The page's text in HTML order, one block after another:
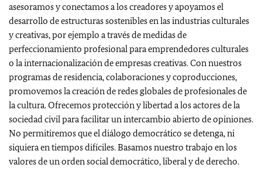
asesoramos y conectamos a los creadores y apoyamos el
desarrollo de estructuras sostenibles en las industrias culturales
y creativas, por ejemplo a través de medidas de
perfeccionamiento profesional para emprendedores culturales
o la internacionalización de empresas creativas. Con nuestros
programas de residencia, colaboraciones y coproducciones,
promovemos la creación de redes globales de profesionales de
la cultura. Ofrecemos protección y libertad a los actores de la
sociedad civil para facilitar un intercambio abierto de opiniones.
No permitiremos que el diálogo democrático se detenga, ni
siquiera en tiempos difíciles. Basamos nuestro trabajo en los
valores de un orden social democrático, liberal y de derecho.